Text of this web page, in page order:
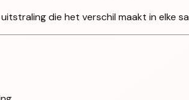
die het verschil maakt in elke